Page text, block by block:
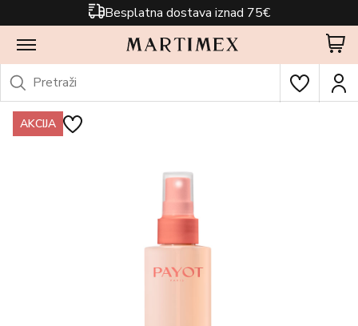
Besplatna dostava iznad 75€
AKCIJA